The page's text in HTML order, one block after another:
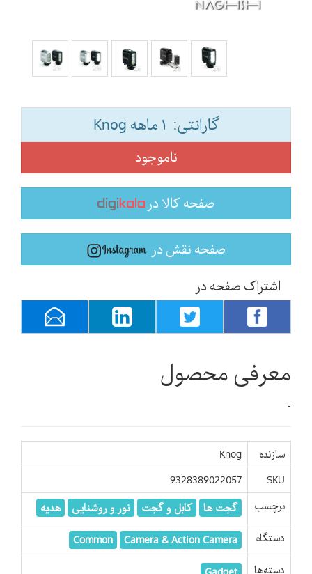
گارانتی: ۱ ماهه Knog
ناموجود
صفحه کالا در
صفحه نقش در
اشتراک صفحه در
معرفی محصول
-
سازنده
Knog
SKU
9328389022057
برچسب
گجت ها کابل و گجت نور و روشنایی هدیه
دستگاه Camera & Action Camera
Common
دسته‌ها